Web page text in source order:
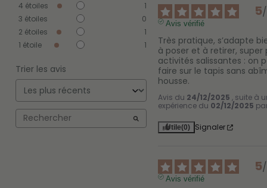
4 étoiles
1
3 étoiles
0
2 étoiles
1
1 étoile 1
Trier les avis
5/
Avis vérifié
Très pratique, s’adapte
à poser et à retirer, super
activités salissantes : on
faire sur le tapis sans
housse.
Avis du 24/12/2025 , suite à
expérience du 02/12/2025
Utile(0) Signaler
5/
Avis vérifié